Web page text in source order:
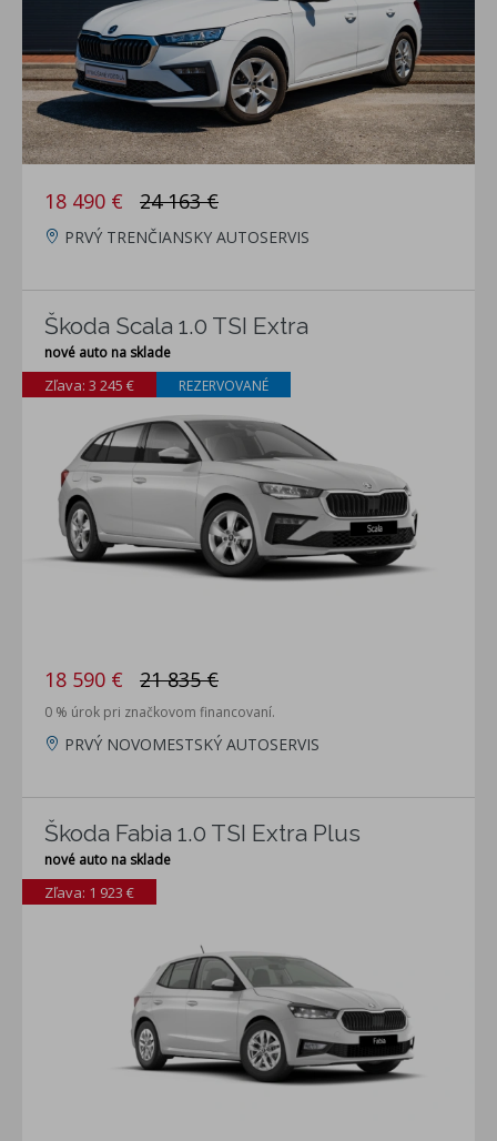
18 490 € 24 163 €
PRVÝ TRENČIANSKY AUTOSERVIS
Škoda Scala 1.0 TSI Extra
nové auto na sklade
Zľava: 3 245 € REZERVOVANÉ
18 590 € 21 835 €
0 % úrok pri značkovom financovaní.
PRVÝ NOVOMESTSKÝ AUTOSERVIS
Škoda Fabia 1.0 TSI Extra Plus
nové auto na sklade
Zľava: 1 923 €